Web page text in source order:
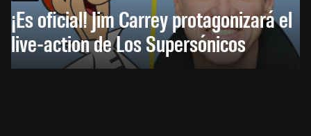
¡Es oficial! Jim Carrey protagonizará el
live-action de Los Supersónicos